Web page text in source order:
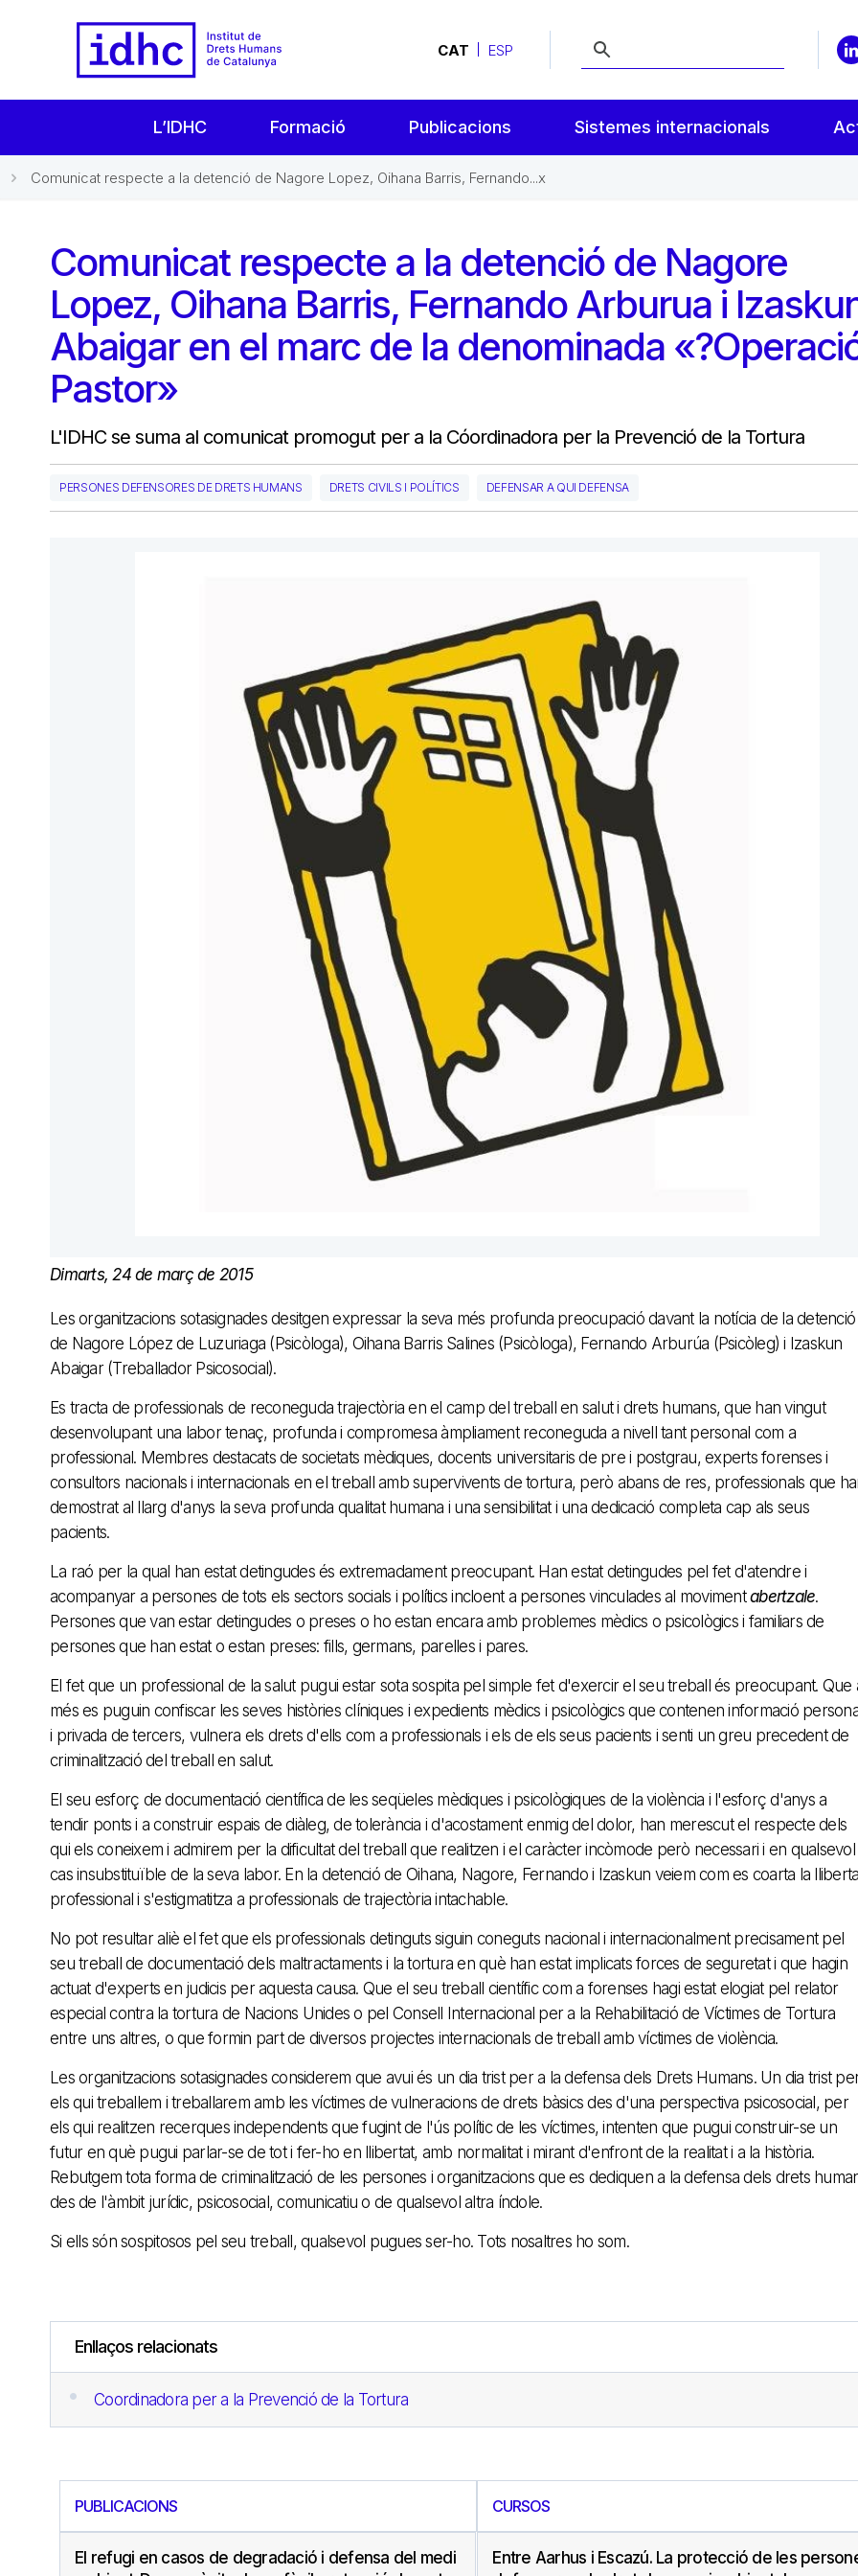
CAT ESP
L’IDHC Formació Publicacions Sistemes internacionals
Comunicat respecte a la detenció de Nagore Lopez, Oihana Barris, Fernando...x
Comunicat respecte a la detenció de Nagore
Lopez, Oihana Barris, Fernando Arburua i
Abaigar en el marc de la denominada
Pastor»
L'IDHC se suma al comunicat promogut per a la Cóordinadora per la Prevenció de la Tortura
PERSONES DEFENSORES DE DRETS HUMANS DRETS CIVILS I POLÍTICS DEFENSAR A QUI DEFENSA
Dimarts, 24 de març de 2015
Les organitzacions sotasignades desitgen expressar la seva més profunda preocupació davant la notícia de la detenció
de Nagore López de Luzuriaga (Psicòloga), Oihana Barris Salines (Psicòloga), Fernando Arburúa (Psicòleg) i Izaskun
Abaigar (Treballador Psicosocial).
Es tracta de professionals de reconeguda trajectòria en el camp del treball en salut i drets humans, que han vingut
desenvolupant una labor tenaç, profunda i compromesa àmpliament reconeguda a nivell tant personal com a
professional. Membres destacats de societats mèdiques, docents universitaris de pre i postgrau, experts forenses i
consultors nacionals i internacionals en el treball amb supervivents de tortura, però abans de res, professionals que
demostrat al llarg d'anys la seva profunda qualitat humana i una sensibilitat i una dedicació completa cap als seus
pacients.
La raó per la qual han estat detingudes és extremadament preocupant. Han estat detingudes pel fet d'atendre i
acompanyar a persones de tots els sectors socials i polítics incloent a persones vinculades al movimentabertzale.
Persones que van estar detingudes o preses o ho estan encara amb problemes mèdics o psicològics i familiars de
persones que han estat o estan preses: fills, germans, parelles i pares.
El fet que un professional de la salut pugui estar sota sospita pel simple fet d'exercir el seu treball és preocupant. Que
més es puguin confiscar les seves històries clíniques i expedients mèdics i psicològics que contenen informació
i privada de tercers, vulnera els drets d'ells com a professionals i els de els seus pacients i senti un greu precedent de
criminalització del treball en salut.
El seu esforç de documentació científica de les seqüeles mèdiques i psicològiques de la violència i l'esforç d'anys a
tendir ponts i a construir espais de diàleg, de tolerància i d'acostament enmig del dolor, han merescut el respecte dels
qui els coneixem i admirem per la dificultat del treball que realitzen i el caràcter incòmode però necessari i en qualsevol
cas insubstituïble de la seva labor. En la detenció de Oihana, Nagore, Fernando i Izaskun veiem com es coarta la
professional i s'estigmatitza a professionals de trajectòria intachable.
No pot resultar aliè el fet que els professionals detinguts siguin coneguts nacional i internacionalment precisament pel
seu treball de documentació dels maltractaments i la tortura en què han estat implicats forces de seguretat i que hagin
actuat d'experts en judicis per aquesta causa. Que el seu treball científic com a forenses hagi estat elogiat pel relator
especial contra la tortura de Nacions Unides o pel Consell Internacional per a la Rehabilitació de Víctimes de Tortura
entre uns altres, o que formin part de diversos projectes internacionals de treball amb víctimes de violència.
Les organitzacions sotasignades considerem que avui és un dia trist per a la defensa dels Drets Humans. Un dia trist
els qui treballem i treballarem amb les víctimes de vulneracions de drets bàsics des d'una perspectiva psicosocial, per
els qui realitzen recerques independents que fugint de l'ús polític de les víctimes, intenten que pugui construir-se un
futur en què pugui parlar-se de tot i fer-ho en llibertat, amb normalitat i mirant d'enfront de la realitat i a la història.
Rebutgem tota forma de criminalització de les persones i organitzacions que es dediquen a la defensa dels drets
des de l'àmbit jurídic, psicosocial, comunicatiu o de qualsevol altra índole.
Si ells són sospitosos pel seu treball, qualsevol pugues ser-ho. Tots nosaltres ho som.
Enllaços relacionats
Coordinadora per a la Prevenció de la Tortura
PUBLICACIONS
El refugi en casos de degradació i defensa del medi
CURSOS
Entre Aarhus i Escazú. La protecció de les